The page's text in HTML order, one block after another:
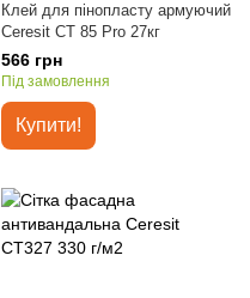
Клей для пінопласту армуючий
Ceresit CT 85 Pro 27кг
566 грн
Під замовлення
Купити!